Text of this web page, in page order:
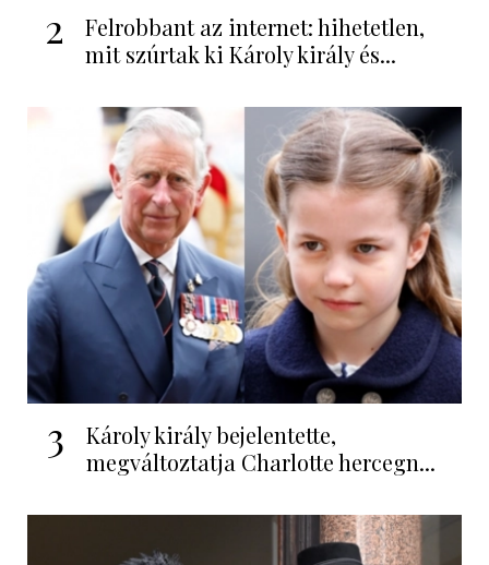
2
Felrobbant az internet: hihetetlen,
mit szúrtak ki Károly király és...
3
Károly király bejelentette,
megváltoztatja Charlotte hercegn...